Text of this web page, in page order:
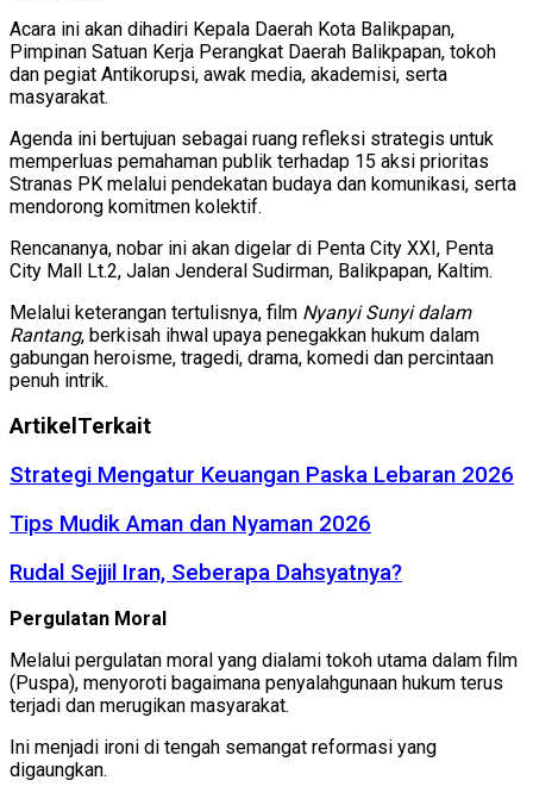
Acara ini akan dihadiri Kepala Daerah Kota Balikpapan,
Pimpinan Satuan Kerja Perangkat Daerah Balikpapan, tokoh
dan pegiat Antikorupsi, awak media, akademisi, serta
masyarakat.
Agenda ini bertujuan sebagai ruang refleksi strategis untuk
memperluas pemahaman publik terhadap 15 aksi prioritas
Stranas PK melalui pendekatan budaya dan komunikasi, serta
mendorong komitmen kolektif.
Rencananya, nobar ini akan digelar di Penta City XXI, Penta
City Mall Lt.2, Jalan Jenderal Sudirman, Balikpapan, Kaltim.
Melalui keterangan tertulisnya, film Nyanyi Sunyi dalam
Rantang, berkisah ihwal upaya penegakkan hukum dalam
gabungan heroisme, tragedi, drama, komedi dan percintaan
penuh intrik.
Artikel Terkait
Strategi Mengatur Keuangan Paska Lebaran 2026
Tips Mudik Aman dan Nyaman 2026
Rudal Sejjil Iran, Seberapa Dahsyatnya?
Pergulatan Moral
Melalui pergulatan moral yang dialami tokoh utama dalam film
(Puspa), menyoroti bagaimana penyalahgunaan hukum terus
terjadi dan merugikan masyarakat.
Ini menjadi ironi di tengah semangat reformasi yang
digaungkan.